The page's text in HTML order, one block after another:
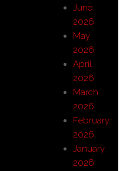
June
2026
May
2026
April
2026
March
2026
February
2026
January
2026